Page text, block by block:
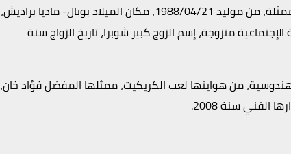
إسمها أديتي غوبتا ( Additi Gupta )، المهنة ممثلة، من موليد 1988/04/21، مكان الميلاد بوبال- ماديا براديش،
البرج الثور، الحالة الإجتماعية متزوجة، إسم الزوج كبير شوبرا، تاريخ الزواج سنة
من هوايتها لعب الكريكيت، ممثلها المفضل فؤاد خان،
الفني سنة 2008.